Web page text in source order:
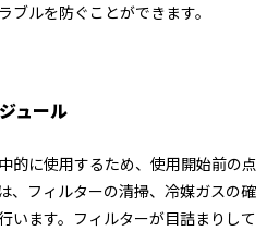
ルを防ぐことができます。
ュール
的に使用するため、使用開始前の点
、フィルターの清掃、冷媒ガスの確
います。フィルターが目詰まりして